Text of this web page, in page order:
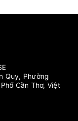
Quy, Phường
Cần Thơ, Việt